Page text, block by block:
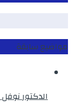
مواضيع سابقة